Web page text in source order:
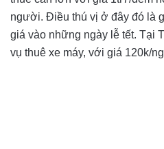
người. Điều thú vị ở đây đó là
giá vào những ngày lễ tết. Tại
vụ thuê xe máy, với giá 120k/